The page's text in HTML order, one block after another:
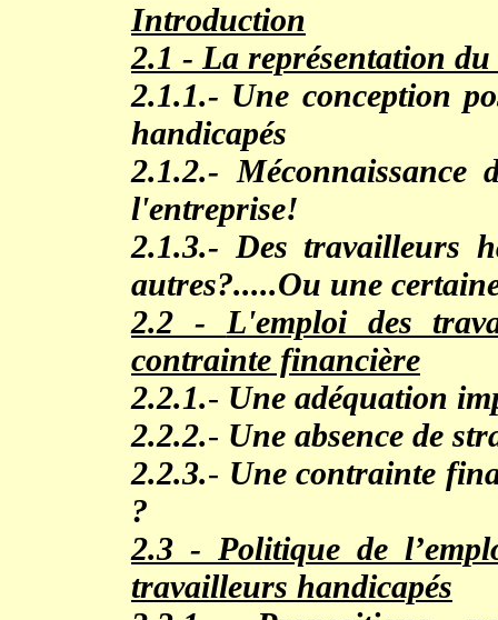
Introduction
2.1 - La représentation
2.1.1.- Une conception
handicapés
2.1.2.- Méconnaissance
l'entreprise!
2.1.3.- Des travailleurs
autres?.....Ou une
2.2 - L'emploi des
contrainte financière
2.2.1.- Une adéquation
2.2.2.- Une absence de
2.2.3.- Une contrainte
?
2.3 - Politique de
travailleurs handicapés